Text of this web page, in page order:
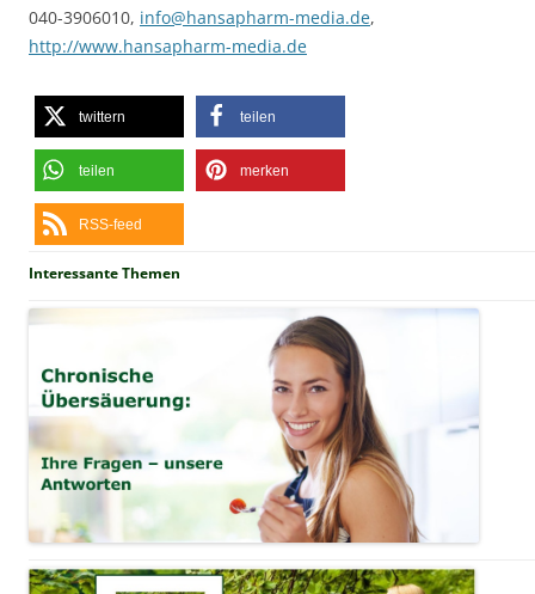
040-3906010, info@hansapharm-media.de,
http://www.hansapharm-media.de
twittern teilen
teilen merken
RSS-feed
Interessante Themen